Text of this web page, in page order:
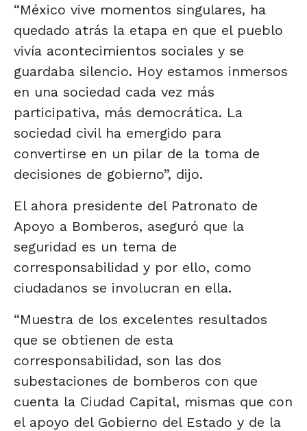
“México vive momentos singulares, ha
quedado atrás la etapa en que el pueblo
vivía acontecimientos sociales y se
guardaba silencio. Hoy estamos inmersos
en una sociedad cada vez más
participativa, más democrática. La
sociedad civil ha emergido para
convertirse en un pilar de la toma de
decisiones de gobierno”, dijo.
El ahora presidente del Patronato de
Apoyo a Bomberos, aseguró que la
seguridad es un tema de
corresponsabilidad y por ello, como
ciudadanos se involucran en ella.
“Muestra de los excelentes resultados
que se obtienen de esta
corresponsabilidad, son las dos
subestaciones de bomberos con que
cuenta la Ciudad Capital, mismas que con
el apoyo del Gobierno del Estado y de la